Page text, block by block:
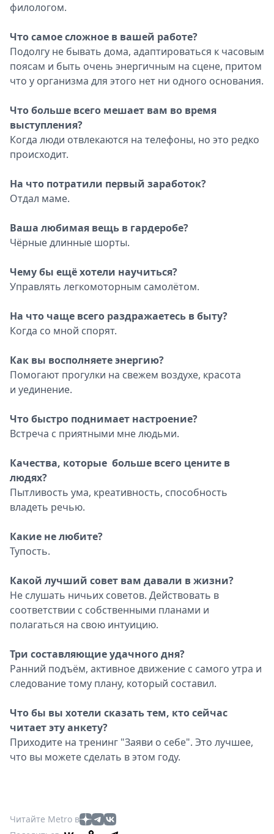
филологом.
Что самое сложное в вашей работе?
Подолгу не бывать дома, адаптироваться к часовым
поясам и быть очень энергичным на сцене, притом
что у организма для этого нет ни одного основания.
Что больше всего мешает вам во время
выступления?
Когда люди отвлекаются на телефоны, но это редко
происходит.
На что потратили первый заработок?
Отдал маме.
Ваша любимая вещь в гардеробе?
Чёрные длинные шорты.
Чему бы ещё хотели научиться?
Управлять легкомоторным самолётом.
На что чаще всего раздражаетесь в быту?
Когда со мной спорят.
Как вы восполняете энергию?
Помогают прогулки на свежем воздухе, красота
и уединение.
Что быстро поднимает настроение?
Встреча с приятными мне людьми.
Качества, которые больше всего цените в
людях?
Пытливость ума, креативность, способность
владеть речью.
Какие не любите?
Тупость.
Какой лучший совет вам давали в жизни?
Не слушать ничьих советов. Действовать в
соответствии с собственными планами и
полагаться на свою интуицию.
Три составляющие удачного дня?
Ранний подъём, активное движение с самого утра и
следование тому плану, который составил.
Что бы вы хотели сказать тем, кто сейчас
читает эту анкету?
Приходите на тренинг "Заяви о себе". Это лучшее,
что вы можете сделать в этом году.
Читайте Metro в